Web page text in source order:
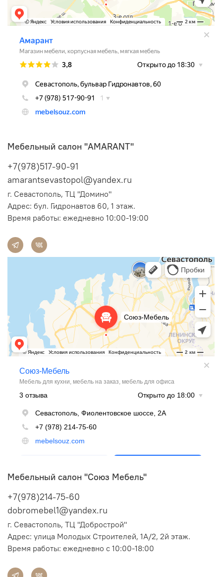
Мебельный салон "AMARANT"
+7(978)517-90-91
amarantsevastopol@yandex.ru
г. Севастополь, ТЦ "Домино"
Адрес: бул. Гидронавтов 60, 1 этаж.
Время работы: ежедневно 10:00-19:00
Мебельный салон "Союз Мебель"
+7(978)214-75-60
dobromebel1@yandex.ru
г. Севастополь, ТЦ "Добрострой"
Адрес: улица Молодых Строителей, 1А/2, 2й этаж.
Время работы: ежедневно с 10:00-18:00